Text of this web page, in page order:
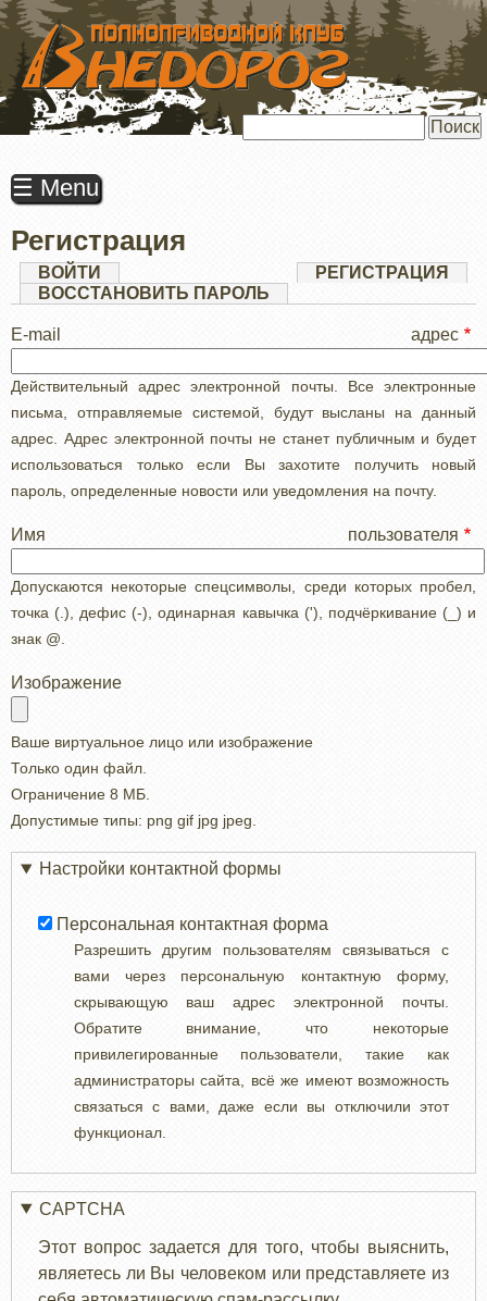
ПЕРЕЙТИ
ОСНОВНОМУ
СОДЕРЖАНИЮ
☰ Menu
Регистрация
Главные
вкладки
ВОЙТИ РЕГИСТРАЦИЯ
ВОССТАНОВИТЬ ПАРОЛЬ
E-mail адрес
Действительный адрес электронной почты. Все электронные
письма, отправляемые системой, будут высланы на данный
адрес. Адрес электронной почты не станет публичным и будет
использоваться только если Вы захотите получить новый
пароль, определенные новости или уведомления на почту.
Имя пользователя
Допускаются некоторые спецсимволы, среди которых пробел,
точка (.), дефис (-), одинарная кавычка ('), подчёркивание (_) и
знак @.
Изображение
Ваше виртуальное лицо или изображение
Только один файл.
Ограничение 8 МБ.
Допустимые типы: png gif jpg jpeg.
Настройки контактной формы
Персональная контактная форма
Разрешить другим пользователям связываться с
вами через персональную контактную форму,
скрывающую ваш адрес электронной почты.
Обратите внимание, что некоторые
привилегированные пользователи, такие как
администраторы сайта, всё же имеют возможность
связаться с вами, даже если вы отключили этот
функционал.
CAPTCHA
Этот вопрос задается для того, чтобы выяснить,
являетесь ли Вы человеком или представляете из